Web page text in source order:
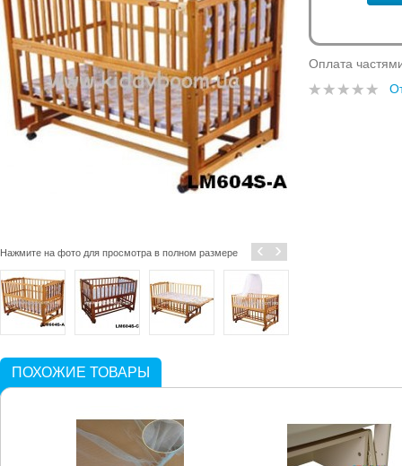
Нажмите на фото для просмотра в полном размере ‹ ›
Оплата
ПОХОЖИЕ ТОВАРЫ